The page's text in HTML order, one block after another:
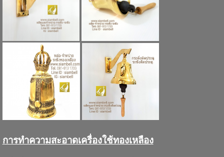
การทำความสะอาดเครื่องใช้ทองเหลือง